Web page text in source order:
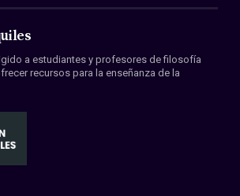
a estudiantes y profesores de filosofía
recursos para la enseñanza de la